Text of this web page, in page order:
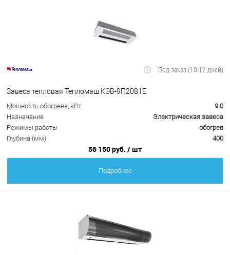
Под заказ (10-12 дней)
Завеса тепловая Тепломаш КЭВ-9П2081Е
Мощность обогрева, кВт:
9.0
Назначение
Электрическая завеса
Режимы работы
обогрев
Глубина (мм)
400
56 150 руб. / шт
Подробнее